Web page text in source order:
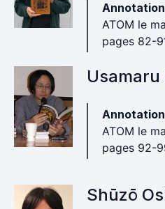
ATOM le
pages 82-
Usamaru
ATOM le
pages 92-
Shūzō